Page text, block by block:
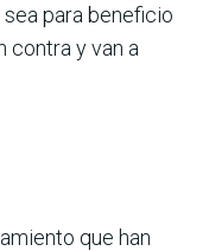
para beneficio
con­tra y van a
que han